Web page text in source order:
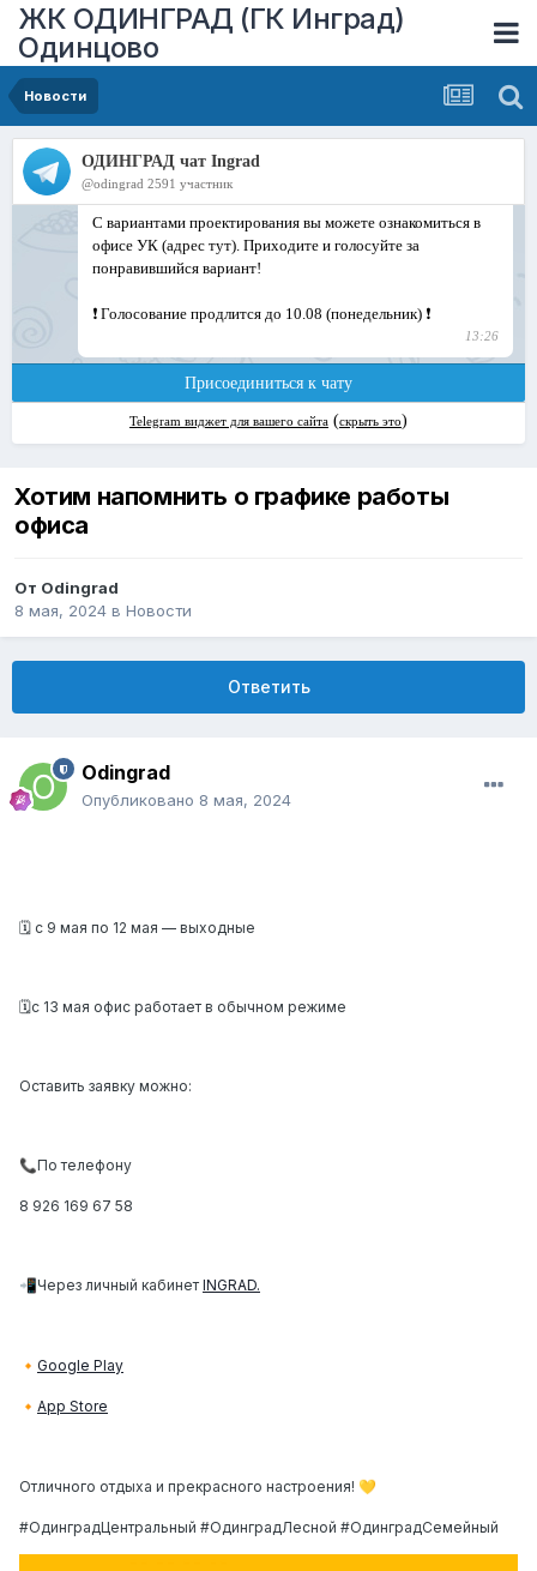
ЖК ОДИНГРАД (ГК Инград)
Одинцово
Новости
Хотим напомнить о графике работы
офиса
От Odingrad
8 мая, 2024 в Новости
Ответить
Odingrad
Опубликовано 8 мая, 2024
🗓 с 9 мая по 12 мая — выходные
🗓с 13 мая офис работает в обычном режиме
Оставить заявку можно:
📞По телефону
8 926 169 67 58
📲Через личный кабинет INGRAD.
🔸 Google Play
🔸 App Store
Отличного отдыха и прекрасного настроения! 💛
#ОдинградЦентральный #ОдинградЛесной #ОдинградСемейный